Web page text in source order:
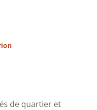
de quartier et